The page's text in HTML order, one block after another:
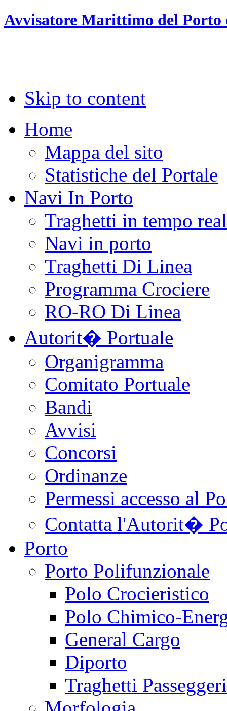
Avvisatore Marittimo del
Skip to content
Home
Mappa del sito
Statistiche del Portale
Navi In Porto
Traghetti in tempo
Navi in porto
Traghetti Di Linea
Programma Crociere
RO-RO Di Linea
Autorit� Portuale
Organigramma
Comitato Portuale
Bandi
Avvisi
Concorsi
Ordinanze
Permessi accesso al
Contatta l'Autorit�
Porto
Porto Polifunzionale
Polo Crocieristico
Polo Chimico-
General Cargo
Diporto
Traghetti Passeggeri